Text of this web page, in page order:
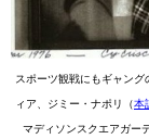
スポーツ観戦にもギャン
ィア、ジミー・ナポリ（本
マディソンスクエアガー